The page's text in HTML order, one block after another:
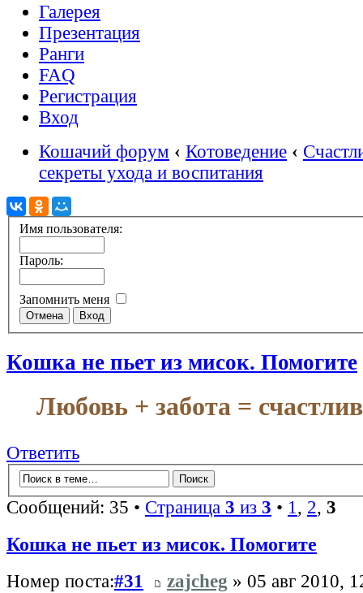
Галерея
Презентация
Ранги
FAQ
Регистрация
Вход
Кошачий форум ‹ Котоведение ‹
секреты ухода и воспитания
Имя пользователя:
Пароль:
Запомнить меня
Кошка не пьет из мисок. Помогите
Любовь + забота =
Ответить
Сообщений: 35 • Страница 3 из 3 • 1 , 2, 3
Кошка не пьет из мисок. Помогите
Номер поста:#31 zajcheg » 05 авг 2010,